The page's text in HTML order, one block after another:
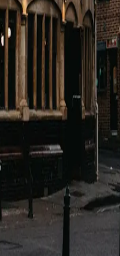
le OTA con
completo delle
Expedia, Agoda —
motori di commissioni.
a chi e perché.
degli hotel sono
è casuale)
stesse date, cinque
di
succedendo.
日